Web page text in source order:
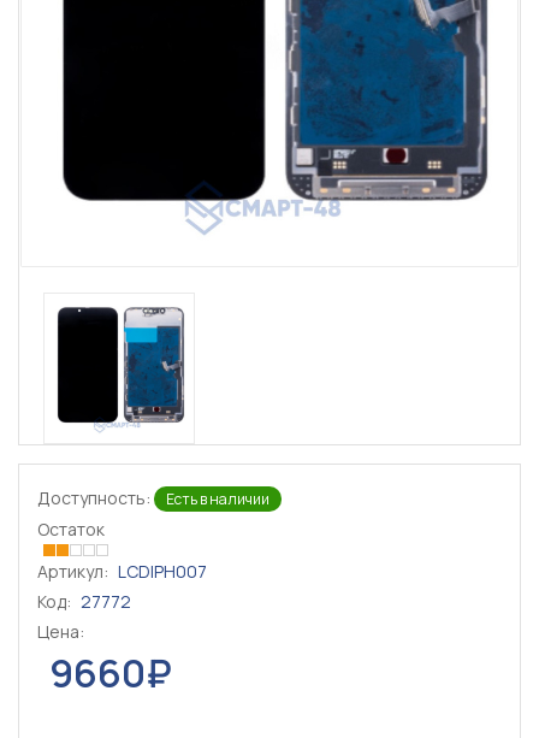
Доступность: Есть в наличии
Остаток
Артикул: LCDIPH007
Код: 27772
Цена:
9660₽